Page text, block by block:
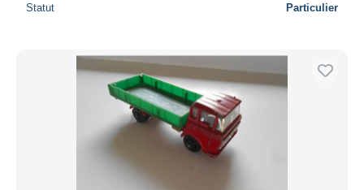
Statut Particulier